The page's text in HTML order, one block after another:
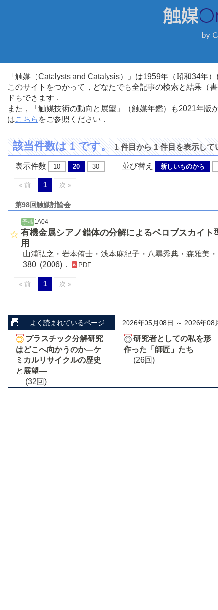
「触媒（Catalysts and Catalysis）」は1959年（昭和34年
このサイトをつかって，どなたでも全記事の検索と結果（
ドもできます．
また，「触媒技術の動向と展望」（触媒年鑑）も2021年
はこちら をご参照ください．
該当件数は 1 です。1 件目から 1 件目を表示して
表示件数 10 20 30 並び替え 新しいものから
« 前 1 次 »
第98回触媒討論会
予稿 1A04
有機金属シアノ錯体の分解によるペロブスカイト
用
山浦弘之 ・ 岩本侑士 ・ 浅本麻紀子 ・ 八尋秀典 ・ 森雅美 ・
380 (2006)．
PDF
« 前 1 次 »
よく読まれているページ 2026年05月08日 ～ 2026年08
プラスチック分解研究
はどこへ向かうのか―ケ
ミカルリサイクルの歴史
と展望―
(32回)
研究者としての私を形
作った「師匠」たち
(26回)